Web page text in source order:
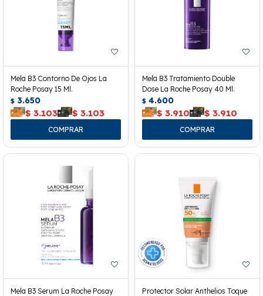
Mela B3 Contorno De Ojos La
Roche Posay 15 Ml.
$ 3.650
$ 3.103 $ 3.103
Mela B3 Tratamiento Double
Dose La Roche Posay 40 Ml.
$ 4.600
$ 3.910 $ 3.910
Mela B3 Serum La Roche Posay
Protector Solar Anthelios Toque